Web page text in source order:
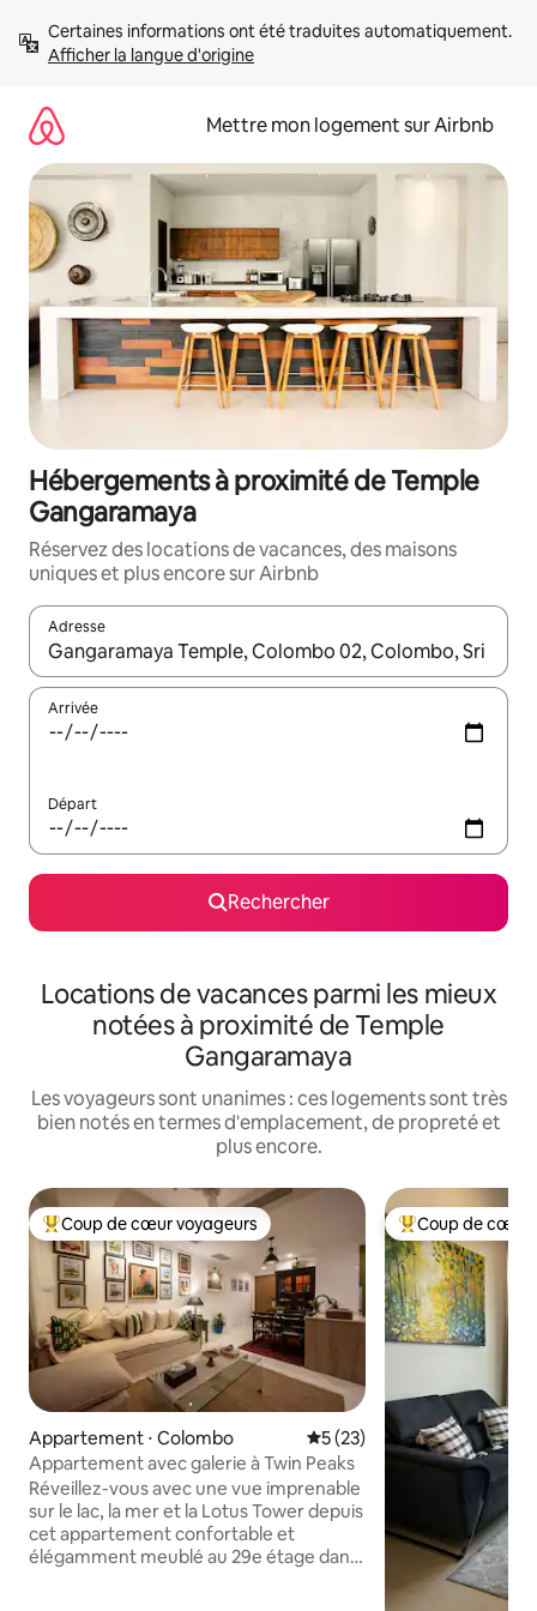
directement
Afficher la langue d'origine
Mettre mon logement sur Airbnb
Hébergements à proximité de Temple
Gangaramaya
Réservez des locations de vacances, des maisons
uniques et plus encore sur Airbnb
Adresse
Lorsque les résultats s'affichent, utilisez les flèches vers le
Arrivée
Départ
Rechercher
Locations de vacances parmi les mieux
notées à proximité de Temple
Gangaramaya
Les voyageurs sont unanimes : ces logements sont très
bien notés en termes d'emplacement, de propreté et
plus encore.
Coups de cœur voyageurs les plus appréciés
Coup de cœur voyageurs
Appartement ⋅ Colombo Évaluation moyenne sur la
5 (23)
Appartement avec galerie à Twin Peaks
Réveillez-vous avec une vue imprenable
sur le lac, la mer et la Lotus Tower depuis
cet appartement confortable et
élégamment meublé au 29e étage dans
Coups de cœur
Coup de cœur